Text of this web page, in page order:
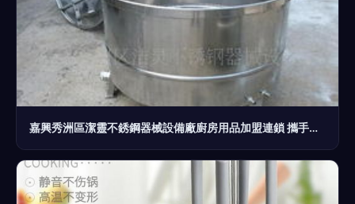
嘉興秀洲區潔靈不銹鋼器械設備廠廚房用品加盟連鎖 攜手全球加盟網jiameng.com，共享萬億級市場紅利